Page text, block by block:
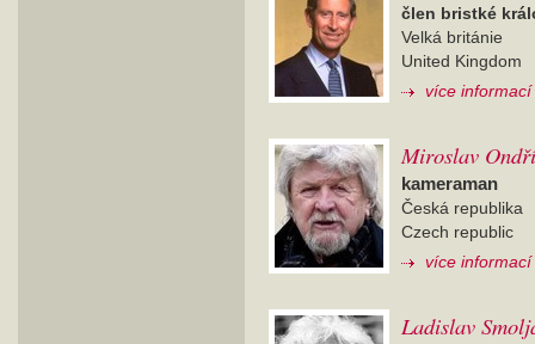
člen bristké
Velká británie
United Kingdom
více informací
Miroslav
kameraman
Česká republika
Czech republic
více informací
Ladislav